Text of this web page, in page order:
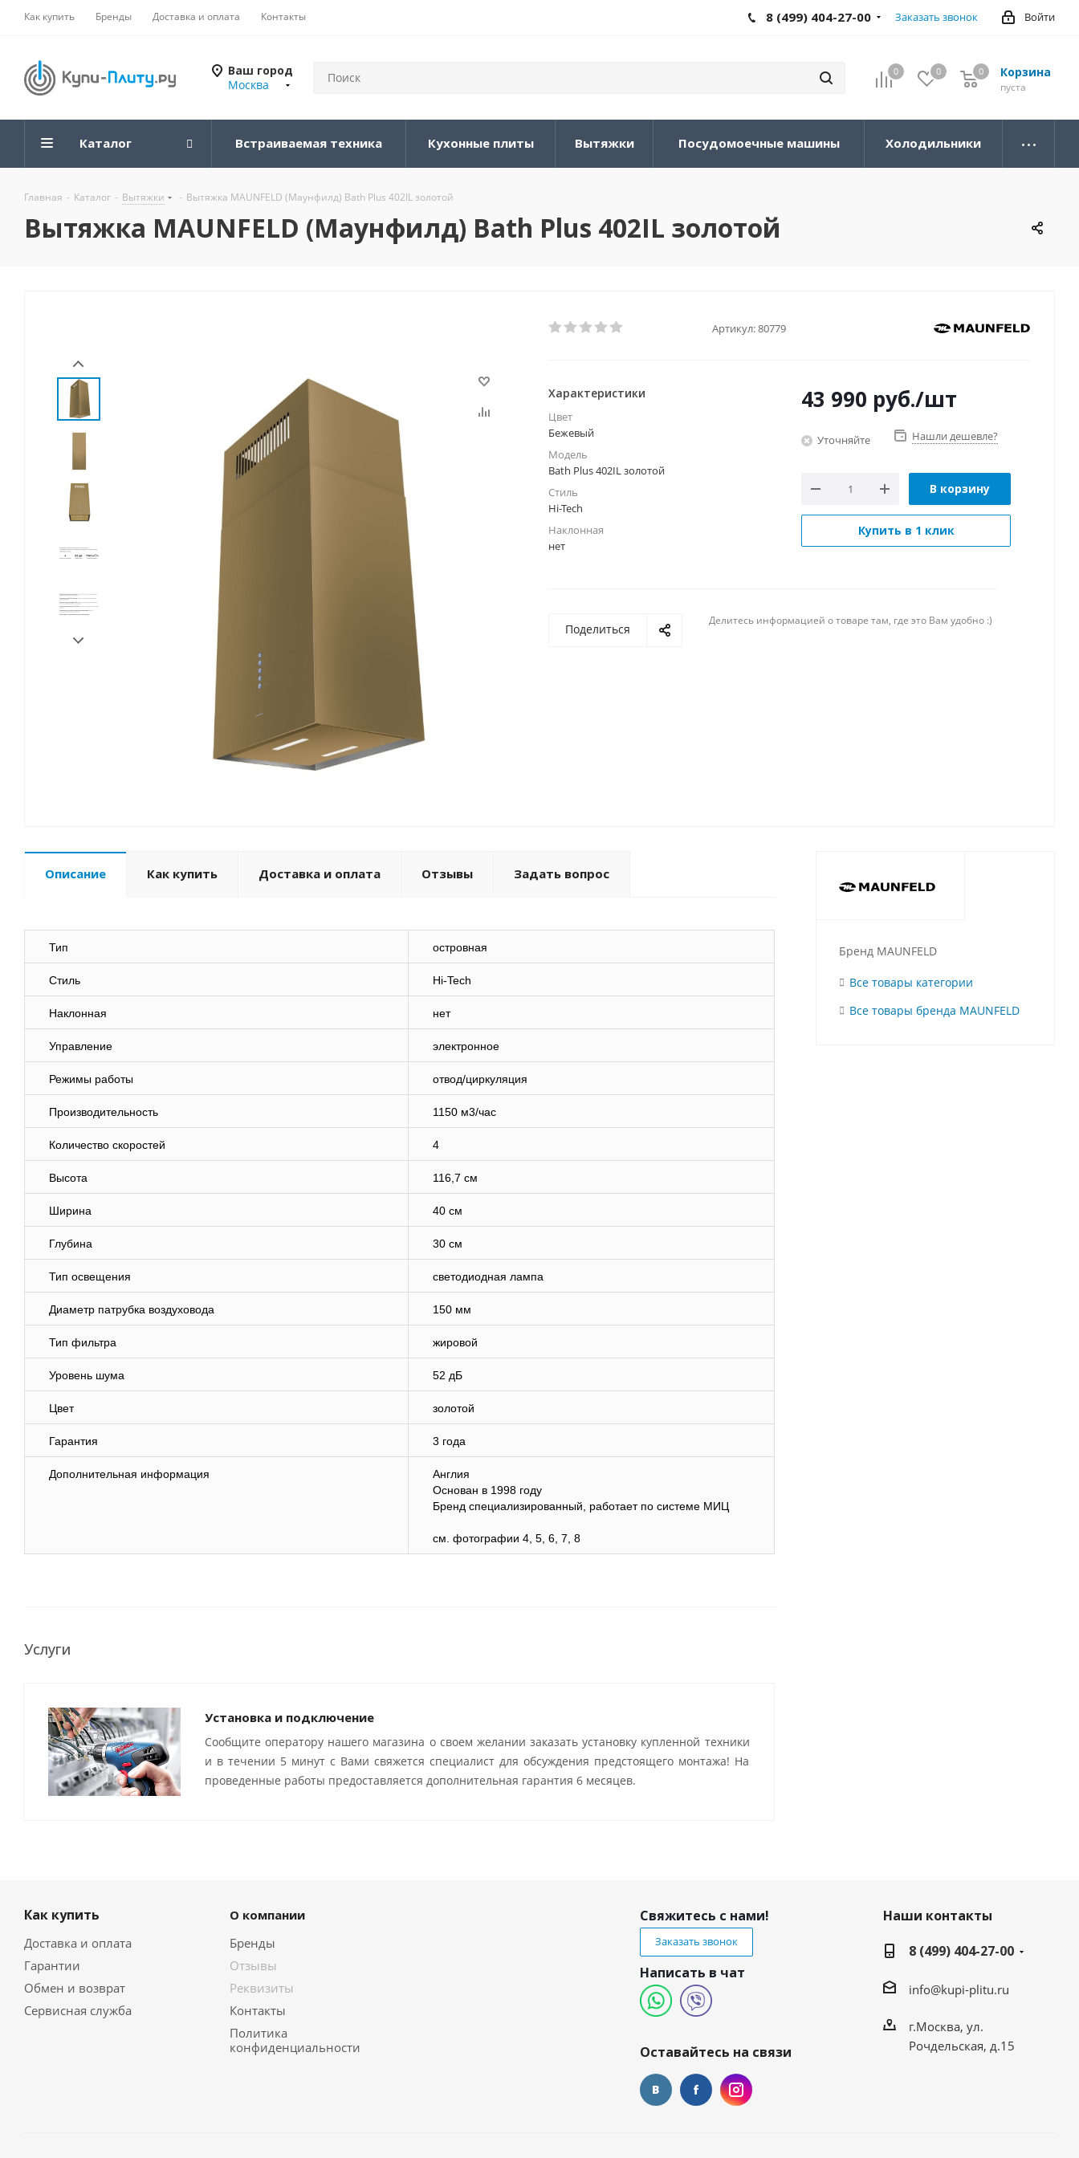
Как купить Бренды Доставка и оплата Контакты Войти
8 (499) 404-27-00 Заказать звонок
Ваш город
Москва
0 0 Корзина
0
пуста
0
Каталог Встраиваемая техника Кухонные плиты Вытяжки Посудомоечные машины Холодильники
Главная - Каталог - Вытяжки - Вытяжка MAUNFELD (Маунфилд) Bath Plus 402IL золотой
Вытяжка MAUNFELD (Маунфилд) Bath Plus 402IL золотой
Артикул:80779
Характеристики
Цвет
Бежевый
Модель
Bath Plus 402IL золотой
Стиль
Hi-Tech
Наклонная
нет
43 990 руб./шт
Уточняйте Нашли дешевле?
В корзину
Купить в 1 клик
Поделиться
Делитесь информацией о товаре там, где это Вам удобно :)
Описание Как купить Доставка и оплата Отзывы Задать вопрос
Тип островная
Стиль Hi-Tech
Наклонная нет
Управление электронное
Режимы работы отвод/циркуляция
Производительность 1150 м3/час
Количество скоростей 4
Высота 116,7 см
Ширина 40 см
Глубина 30 см
Тип освещения светодиодная лампа
Диаметр патрубка воздуховода 150 мм
Тип фильтра жировой
Уровень шума 52 дБ
Цвет золотой
Гарантия 3 года
Дополнительная информация
Англия
Основан в 1998 году
Бренд специализированный, работает по системе МИЦ
см. фотографии 4, 5, 6, 7, 8
Услуги
Установка и подключение
Сообщите оператору нашего магазина о своем желании заказать установку купленной техники
и в течении 5 минут с Вами свяжется специалист для обсуждения предстоящего монтажа! На
проведенные работы предоставляется дополнительная гарантия 6 месяцев.
Бренд MAUNFELD
Все товары категории
Все товары бренда MAUNFELD
Как купить
Доставка и оплата
Гарантии
Обмен и возврат
Сервисная служба
О компании
Бренды
Отзывы
Реквизиты
Контакты
Политика
конфиденциальности
Свяжитесь с нами!
Заказать звонок
Написать в чат
Оставайтесь на связи
Наши контакты
8 (499) 404-27-00
info@kupi-plitu.ru
г.Москва, ул.
Рочдельская, д.15